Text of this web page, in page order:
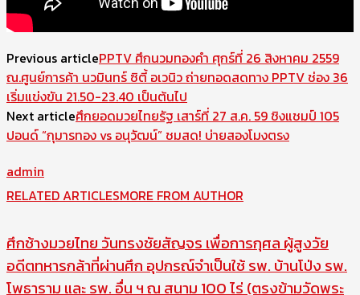
Previous articlePPTV ศึกนวมทองคำ ศุกร์ที่ 26 สิงหาคม 2559
ณ.ศูนย์การค้า นวมินทร์ ซิตี้ อเวนิว ถ่ายทอดสดทาง PPTV ช่อง 36
เริ่มแข่งขัน 21.50-23.40 เป็นต้นไป
Next articleศึกยอดมวยไทยรัฐ เสาร์ที่ 27 ส.ค. 59 ชิงแชมป์ 105
ปอนด์ “กุมารทอง vs อนุวัฒน์” ชมสด! บ่ายสองโมงตรง
admin
RELATED ARTICLESMORE FROM AUTHOR
ศึกช้างมวยไทย วันทรงชัยสัญจร เพื่อการกุศล ผู้สูงวัย
อดีตทหารกล้าที่ผ่านศึก อุปกรณ์จำเป็นใช้ รพ. บ้านโป่ง รพ.
โพธาราม และ รพ. อื่น ฯ ณ สนาม 100 ไร่ (ตรงข้ามวัดพระ